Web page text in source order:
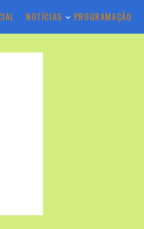
NOTÍCIAS PROGRAMAÇÃO